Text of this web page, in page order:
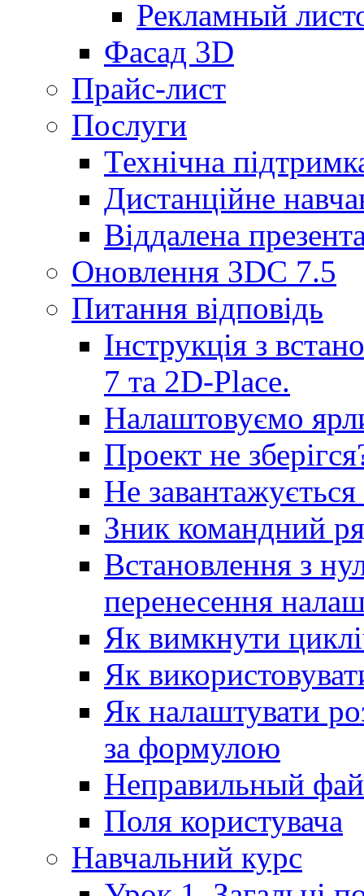
Рекламный
Фасад 3D
Прайс-лист
Послуги
Технічна
Дистанційне
Віддалена
Оновлення 3DC 7.5
Питання відповідь
Інструкція з
7 та 2D-Place.
Налаштовуємо
Проект не
Не
Зник командний
Встановлення з
перенесення
Як вимкнути
Як
Як налаштувати
за формулою
Неправильный
Поля користувача
Навчальний курс